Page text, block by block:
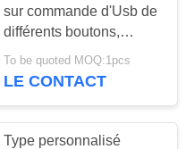
sur commande d'Usb de
différents boutons,
clavier principal d'acier
inoxydable 33
To be quoted MOQ:1pcs
LE CONTACT
Type personnalisé